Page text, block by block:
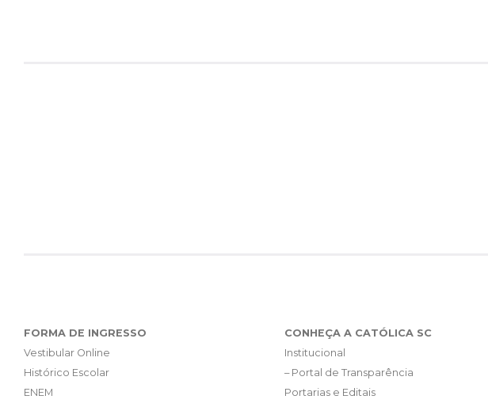
FORMA DE INGRESSO
Vestibular Online
Histórico Escolar
ENEM
CONHEÇA A CATÓLICA SC
Institucional
– Portal de Transparência
Portarias e Editais